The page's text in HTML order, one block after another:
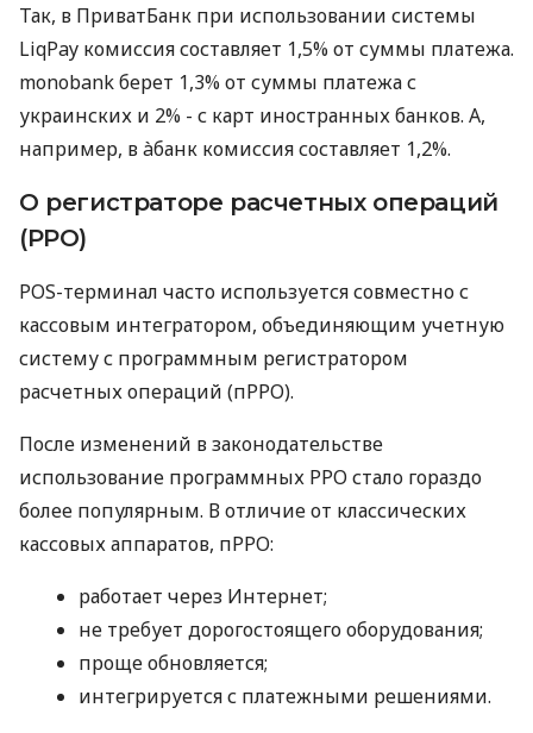
Так, в ПриватБанк при использовании системы
LiqPay комиссия составляет 1,5% от суммы платежа.
monobank берет 1,3% от суммы платежа с
украинских и 2% - с карт иностранных банков. А,
например, в àбанк комиссия составляет 1,2%.
О регистраторе расчетных операций
(РРО)
POS-терминал часто используется совместно с
кассовым интегратором, объединяющим учетную
систему с программным регистратором
расчетных операций (пРРО).
После изменений в законодательстве
использование программных РРО стало гораздо
более популярным. В отличие от классических
кассовых аппаратов, пРРО:
работает через Интернет;
не требует дорогостоящего оборудования;
проще обновляется;
интегрируется с платежными решениями.